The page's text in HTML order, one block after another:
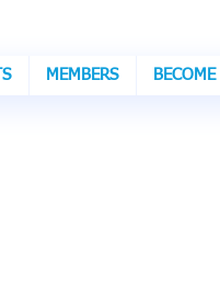
MEMBERS